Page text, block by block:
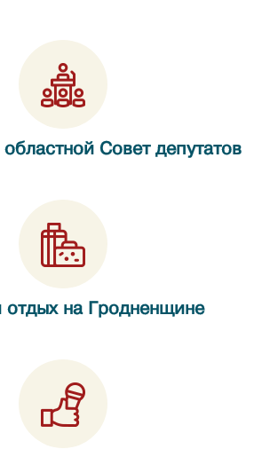
Совет депутатов
отдых на Гродненщине